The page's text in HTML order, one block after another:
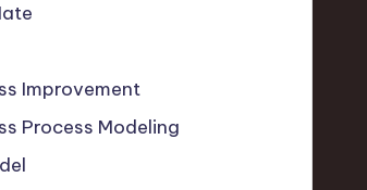
Improvement
Process Modeling